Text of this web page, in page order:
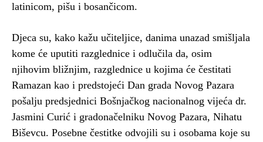
latinicom, pišu i bosančicom.
Djeca su, kako kažu učiteljice, danima unazad smišljala
kome će uputiti razglednice i odlučila da, osim
njihovim bližnjim, razglednice u kojima će čestitati
Ramazan kao i predstojeći Dan grada Novog Pazara
pošalju predsjednici Bošnjačkog nacionalnog vijeća dr.
Jasmini Curić i gradonačelniku Novog Pazara, Nihatu
Biševcu. Posebne čestitke odvojili su i osobama koje su